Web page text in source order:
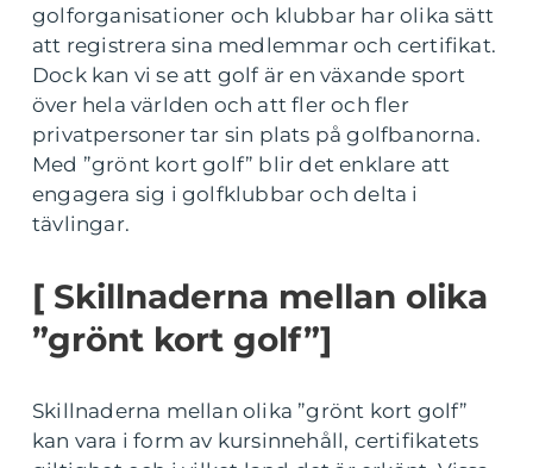
golforganisationer och klubbar har olika sätt
att registrera sina medlemmar och certifikat.
Dock kan vi se att golf är en växande sport
över hela världen och att fler och fler
privatpersoner tar sin plats på golfbanorna.
Med ”grönt kort golf” blir det enklare att
engagera sig i golfklubbar och delta i
tävlingar.
[ Skillnaderna mellan olika
”grönt kort golf”]
Skillnaderna mellan olika ”grönt kort golf”
kan vara i form av kursinnehåll, certifikatets